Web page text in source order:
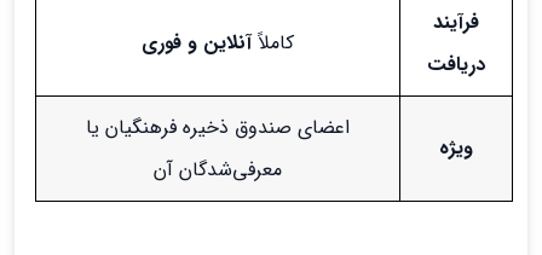
فرآیند
دریافت
کاملاًآنلاین و فوری
ویژه
اعضای صندوق ذخیره فرهنگیان یا
معرفی‌شدگان آن